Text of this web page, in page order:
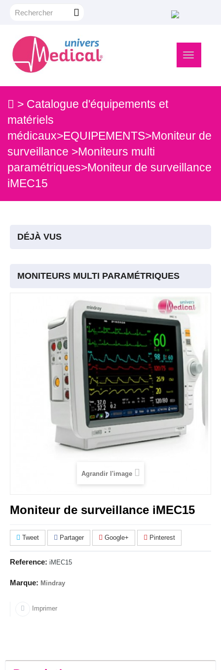
Navigation
> Catalogue d'équipements et
matériels
médicaux>EQUIPEMENTS>Moniteur de
surveillance >Moniteurs multi
paramétriques>Moniteur de surveillance
iMEC15
DÉJÀ VUS
MONITEURS MULTI PARAMÉTRIQUES
Agrandir l'image
Moniteur de surveillance iMEC15
Tweet Partager Google+ Pinterest
Reference: iMEC15
Marque: Mindray
Imprimer